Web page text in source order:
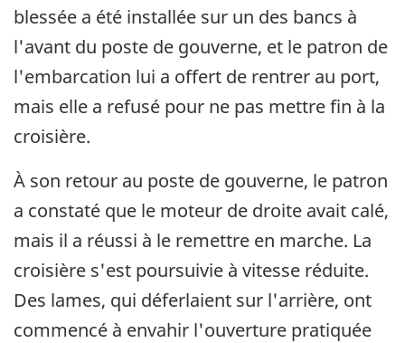
blessée a été installée sur un des bancs à
l'avant du poste de gouverne, et le patron de
l'embarcation lui a offert de rentrer au port,
mais elle a refusé pour ne pas mettre fin à la
croisière.
À son retour au poste de gouverne, le patron
a constaté que le moteur de droite avait calé,
mais il a réussi à le remettre en marche. La
croisière s'est poursuivie à vitesse réduite.
Des lames, qui déferlaient sur l'arrière, ont
commencé à envahir l'ouverture pratiquée